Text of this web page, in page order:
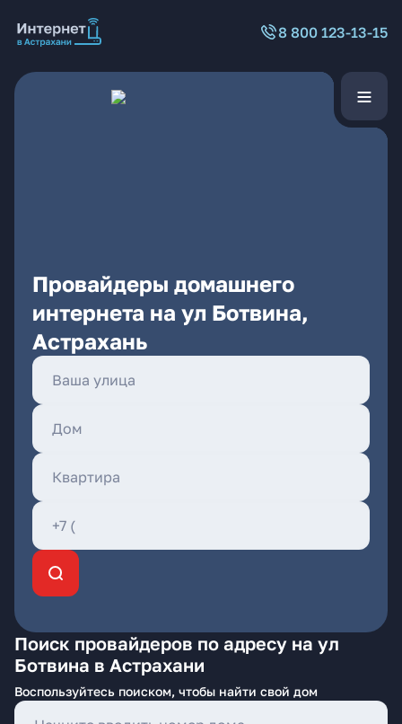
8 800 123-13-15
Провайдеры домашнего
интернета на ул Ботвина,
Астрахань
Поиск провайдеров по адресу на ул
Ботвина в Астрахани
Воспользуйтесь поиском, чтобы найти свой дом